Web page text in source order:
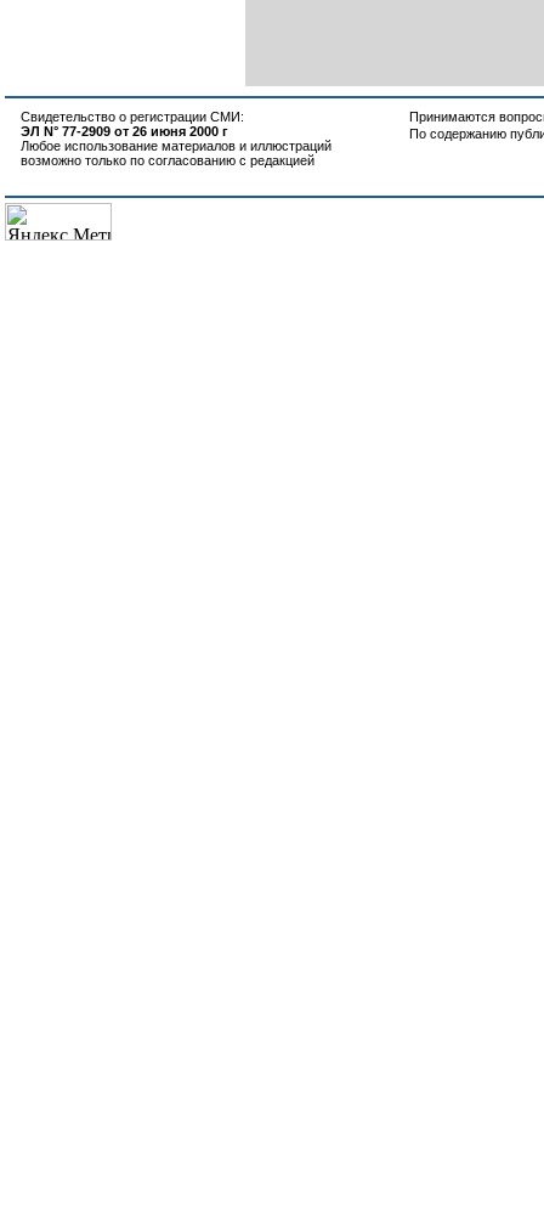
Свидетельство о регистрации СМИ:
ЭЛ N° 77-2909 от 26 июня 2000 г
Любое использование материалов и иллюстраций
возможно только по согласованию с редакцией
Принимаются
По содержанию